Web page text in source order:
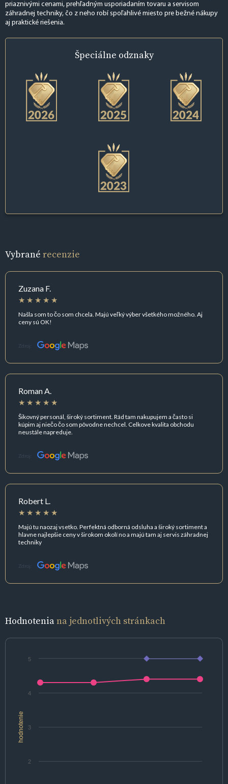
priaznivými cenami, prehľadným usporiadaním tovaru a servisom
záhradnej techniky, čo z neho robí spoľahlivé miesto pre bežné nákupy
aj praktické riešenia.
Špeciálne odznaky
Vybrané recenzie
Zuzana F.
Našla som to čo som chcela. Majú veľký výber všetkého možného. Aj
ceny sú OK!
Zdroj:
Roman A.
Šikovný personál, široký sortiment. Rád tam nakupujem a často si
kúpim aj niečo čo som pôvodne nechcel. Celkove kvalita obchodu
neustále napreduje.
Zdroj:
Robert L.
Majú tu naozaj vsetko. Perfektná odborná odsluha a široký sortiment a
hlavne najlepšie ceny v širokom okolí no a majú tam aj servis záhradnej
techniky
Zdroj:
Hodnoteniana jednotlivých stránkach
hodnotenie
2
3
4
5